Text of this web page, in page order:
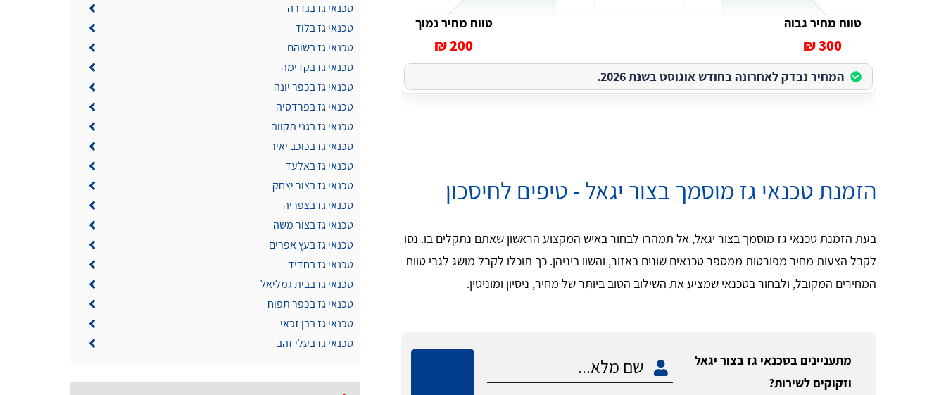
טווח מחיר גבוה
300 ₪
טווח מחיר נמוך
200 ₪
המחיר נבדק לאחרונה בחודש אוגוסט בשנת 2026.
הזמנת טכנאי גז מוסמך בצור יגאל - טיפים לחיסכון
בעת הזמנת טכנאי גז מוסמך בצור יגאל, אל תמהרו לבחור באיש המקצוע הראשון שאתם נתקלים בו. נסו
לקבל הצעות מחיר מפורטות ממספר טכנאים שונים באזור, והשוו ביניהן. כך תוכלו לקבל מושג לגבי טווח
המחירים המקובל, ולבחור בטכנאי שמציע את השילוב הטוב ביותר של מחיר, ניסיון ומוניטין.
מתעניינים בטכנאי גז בצור יגאל
וזקוקים לשירות?
טכנאי גז בגדרה
טכנאי גז בלוד
טכנאי גז בשוהם
טכנאי גז בקדימה
טכנאי גז בכפר יונה
טכנאי גז בפרדסיה
טכנאי גז בגני תקווה
טכנאי גז בכוכב יאיר
טכנאי גז באלעד
טכנאי גז בצור יצחק
טכנאי גז בצפריה
טכנאי גז בצור משה
טכנאי גז בעץ אפרים
טכנאי גז בחדיד
טכנאי גז בבית גמליאל
טכנאי גז בכפר תפוח
טכנאי גז בבן זכאי
טכנאי גז בעלי זהב